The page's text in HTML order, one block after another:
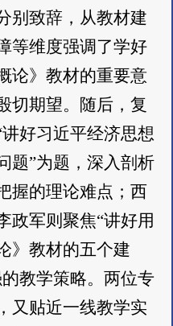
别致辞，从教材建
等维度强调了学好
论》教材的重要意
切期望。随后，复
好习近平经济思想
题”为题，深入剖析
握的理论难点；西
政军则聚焦“讲好用
》教材的五个建
教学策略。两位专
又贴近一线教学实